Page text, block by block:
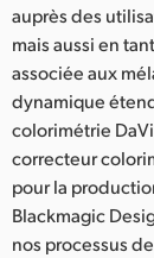
auprès des
mais aussi en
associée aux
dynamique
colorimétrie
correcteur
pour la
Blackmagic
nos processus